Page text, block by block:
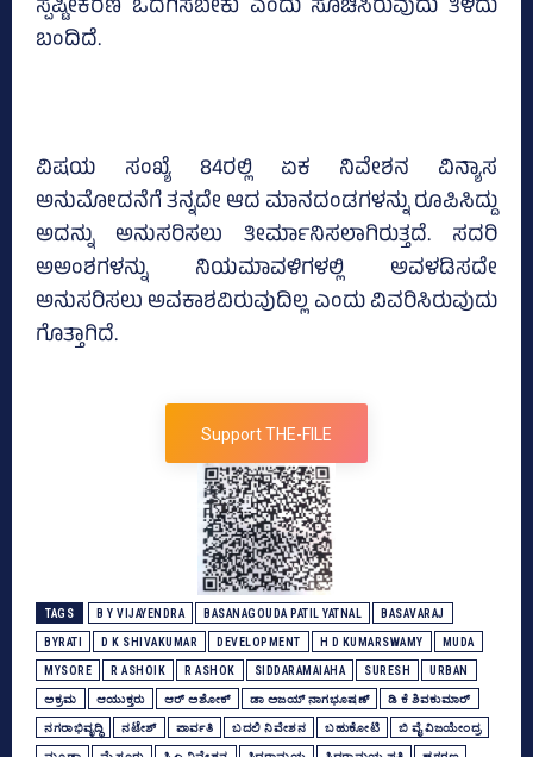
ಸ್ಪಷ್ಟೀಕರಣ ಒದಗಿಸಬೇಕು ಎಂದು ಸೂಚಿಸಿರುವುದು ತಿಳಿದು
ಬಂದಿದೆ.
ವಿಷಯ ಸಂಖ್ಯೆ 84ರಲ್ಲಿ ಏಕ ನಿವೇಶನ ವಿನ್ಯಾಸ
ಅನುಮೋದನೆಗೆ ತನ್ನದೇ ಆದ ಮಾನದಂಡಗಳನ್ನು ರೂಪಿಸಿದ್ದು
ಅದನ್ನು ಅನುಸರಿಸಲು ತೀರ್ಮಾನಿಸಲಾಗಿರುತ್ತದೆ. ಸದರಿ
ಅಅಂಶಗಳನ್ನು ನಿಯಮಾವಳಿಗಳಲ್ಲಿ ಅವಳಡಿಸದೇ
ಅನುಸರಿಸಲು ಅವಕಾಶವಿರುವುದಿಲ್ಲ ಎಂದು ವಿವರಿಸಿರುವುದು
ಗೊತ್ತಾಗಿದೆ.
Support THE-FILE
TAGS B Y VIJAYENDRA BASANAGOUDA PATIL YATNAL BASAVARAJ
BYRATI D K SHIVAKUMAR DEVELOPMENT H D KUMARSWAMY MUDA
MYSORE R ASHOIK R ASHOK SIDDARAMAIAHA SURESH URBAN
ಅಕ್ರಮ ಆಯುಕ್ತರು ಆರ್‌ ಅಶೋಕ್‌ ಡಾ ಅಜಯ್‌ ನಾಗಭೂಷಣ್‌ ಡಿ ಕೆ ಶಿವಕುಮಾರ್
ನಗರಾಭಿವೃದ್ಧಿ ನಟೇಶ್‌ ಪಾರ್ವತಿ ಬದಲಿ ನಿವೇಶನ ಬಹುಕೋಟಿ ಬಿ ವೈ ವಿಜಯೇಂದ್ರ